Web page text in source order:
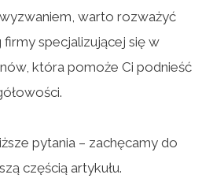
warto rozważyć
firmy specjalizującej się w
która pomoże Ci podnieść
pytania – zachęcamy do
częścią artykułu.